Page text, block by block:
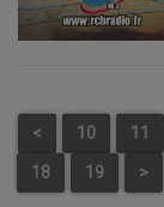
< 10 11
18 19 >